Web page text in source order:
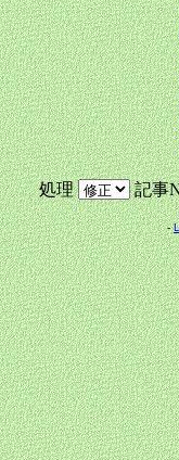
処理 記事
-